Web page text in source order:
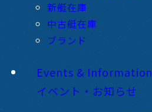
新艇在庫
中古艇在庫
ブランド
Events & Information
イベント・お知らせ